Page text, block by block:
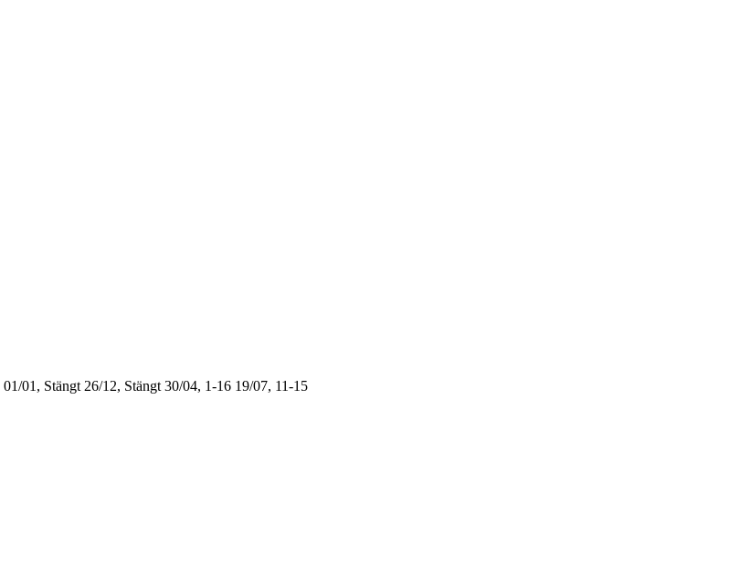
01/01, Stängt 26/12, Stängt 30/04, 1-16 19/07, 11-15